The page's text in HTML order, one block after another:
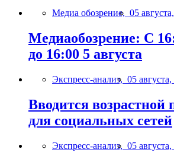
Медиа обозрение, 05
Медиаобозрение: С
до 16:00 5 августа
Экспресс-анализ, 05
Вводится возрастной
для социальных сетей
Экспресс-анализ, 05